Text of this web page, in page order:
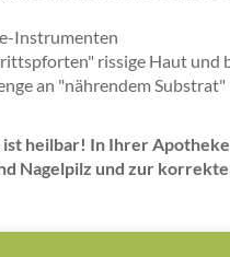
Instrumenten
rissige Haut und
an "nährendem Substrat"
ist heilbar! In Ihrer
Nagelpilz und zur